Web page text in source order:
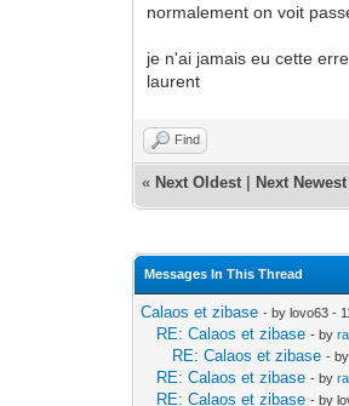
normalement on voit
je n'ai jamais eu cette
laurent
Find
« Next Oldest Next Newest
Messages In This Thread
Calaos et zibase - by lovo63 -
RE: Calaos et zibase - by
RE: Calaos et zibase -
RE: Calaos et zibase - by
RE: Calaos et zibase - by